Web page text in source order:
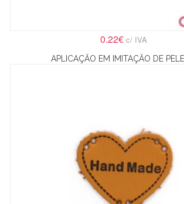
0.22€ c/ IVA
APLICAÇÃO EM IMITAÇÃO DE